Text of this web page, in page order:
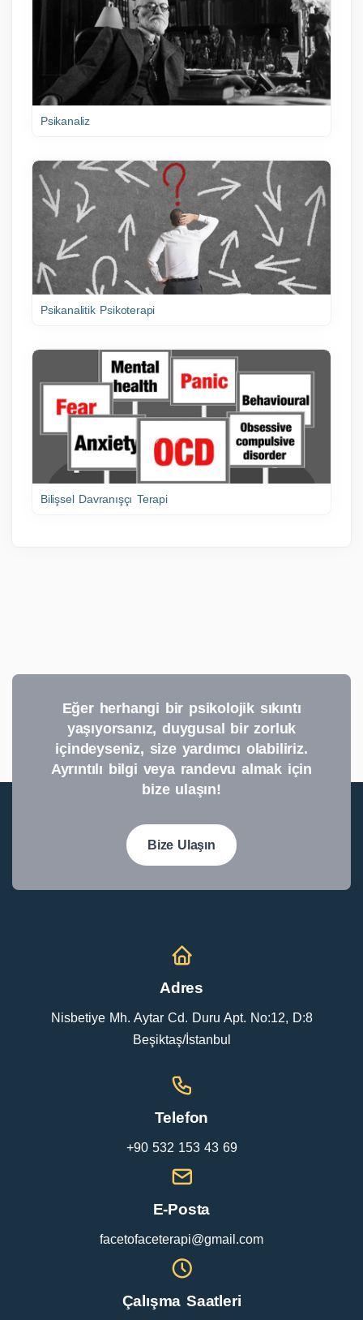
Psikanaliz
Psikanalitik Psikoterapi
Bilişsel Davranışçı Terapi
Eğer herhangi bir psikolojik sıkıntı
yaşıyorsanız, duygusal bir zorluk
içindeyseniz, size yardımcı olabiliriz.
Ayrıntılı bilgi veya randevu almak için
bize ulaşın!
Bize Ulaşın
Adres
Nisbetiye Mh. Aytar Cd. Duru Apt. No:12, D:8
Beşiktaş/İstanbul
Telefon
+90 532 153 43 69
E-Posta
facetofaceterapi@gmail.com
Çalışma Saatleri